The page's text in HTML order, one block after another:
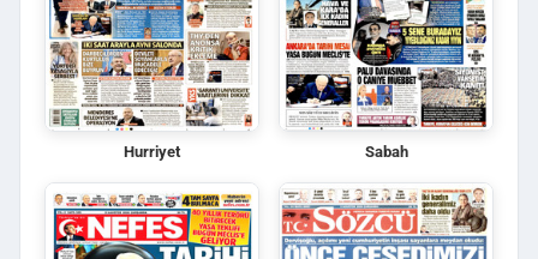
Hurriyet Sabah